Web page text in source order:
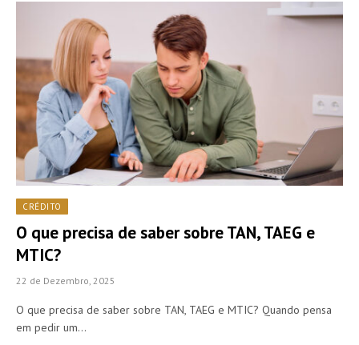
CRÉDITO
O que precisa de saber sobre TAN, TAEG e
MTIC?
22 de Dezembro, 2025
O que precisa de saber sobre TAN, TAEG e MTIC? Quando pensa
em pedir um…